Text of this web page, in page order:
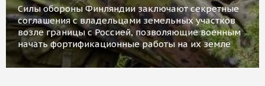
Силы обороны Финляндии заключают секретные
соглашения с владельцами земельных участков
возле границы с Россией, позволяющие военным
начать фортификационные работы на их земле